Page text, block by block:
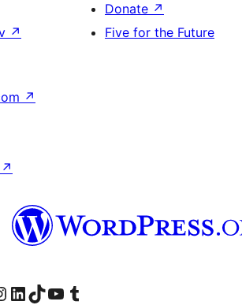
↗
Donate ↗
Five for the Future
↗
↗
page
our Instagram account
Visit our LinkedIn account
ہمارے ٹک ٹاک اکاؤنٹ پر جائیں
Visit our YouTube channel
ہمارے ٹمبلر اکاؤنٹ پر جائیں